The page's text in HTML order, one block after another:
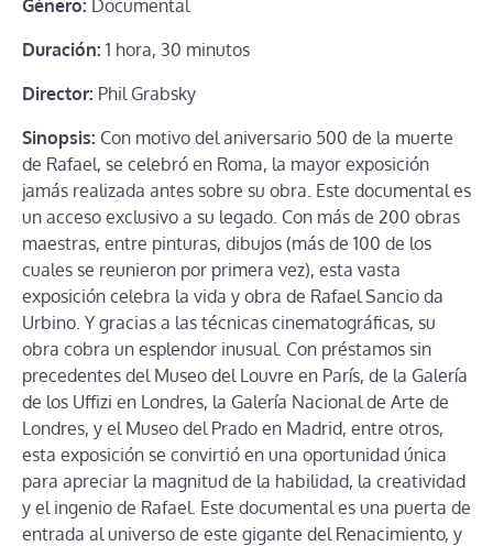
Género: Documental
Duración: 1 hora, 30 minutos
Director: Phil Grabsky
Sinopsis: Con motivo del aniversario 500 de la muerte
de Rafael, se celebró en Roma, la mayor exposición
jamás realizada antes sobre su obra. Este documental es
un acceso exclusivo a su legado. Con más de 200 obras
maestras, entre pinturas, dibujos (más de 100 de los
cuales se reunieron por primera vez), esta vasta
exposición celebra la vida y obra de Rafael Sancio da
Urbino. Y gracias a las técnicas cinematográficas, su
obra cobra un esplendor inusual. Con préstamos sin
precedentes del Museo del Louvre en París, de la Galería
de los Uffizi en Londres, la Galería Nacional de Arte de
Londres, y el Museo del Prado en Madrid, entre otros,
esta exposición se convirtió en una oportunidad única
para apreciar la magnitud de la habilidad, la creatividad
y el ingenio de Rafael. Este documental es una puerta de
entrada al universo de este gigante del Renacimiento, y